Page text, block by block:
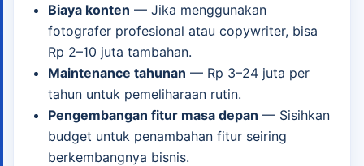
Biaya konten — Jika menggunakan
fotografer profesional atau copywriter, bisa
Rp 2–10 juta tambahan.
Maintenance tahunan — Rp 3–24 juta per
tahun untuk pemeliharaan rutin.
Pengembangan fitur masa depan — Sisihkan
budget untuk penambahan fitur seiring
berkembangnya bisnis.